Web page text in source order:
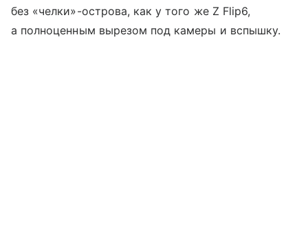
без «челки»-острова, как у того же Z Flip6,
а полноценным вырезом под камеры и вспышку.